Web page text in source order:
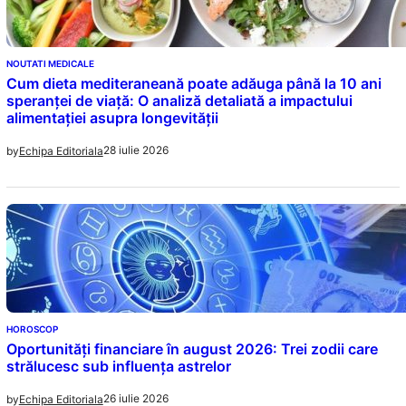
NOUTATI MEDICALE
Cum dieta mediteraneană poate adăuga până la 10 ani
speranței de viață: O analiză detaliată a impactului
alimentației asupra longevității
byEchipa Editoriala28 iulie 2026
HOROSCOP
Oportunități financiare în august 2026: Trei zodii care
strălucesc sub influența astrelor
byEchipa Editoriala26 iulie 2026